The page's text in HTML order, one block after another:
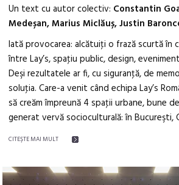
Un text cu autor colectiv: Constantin
Medeșan, Marius Miclăuș, Justin
Iată provocarea: alcătuiţi o frază scurtă în
între Lay’s, spaţiu public, design,
Deşi rezultatele ar fi, cu siguranţă, de
soluţia. Care-a venit când echipa Lay’s
să creăm împreună 4 spaţii urbane, bune
generat vervă socioculturală: în Bucureşti,
CITEŞTE MAI MULT